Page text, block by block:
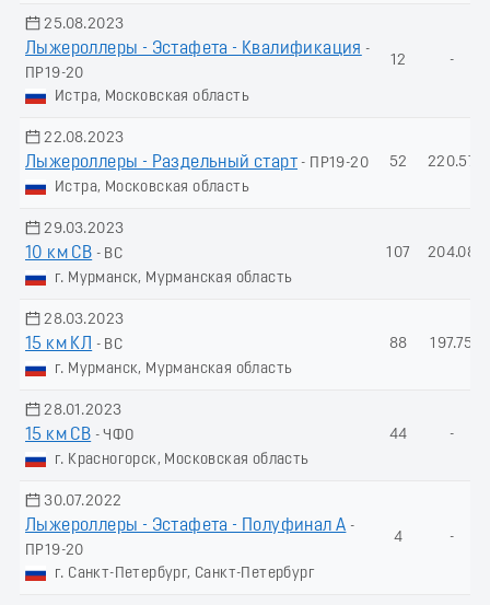
25.08.2023
Лыжероллеры - Эстафета - Квалификация -
ПР19-20
Истра, Московская область
12 -
22.08.2023
Лыжероллеры - Раздельный старт - ПР19-20
Истра, Московская область
52 220.57
29.03.2023
10 км СВ - ВС
г. Мурманск, Мурманская область
107 204.08
28.03.2023
15 км КЛ
- ВС
г. Мурманск, Мурманская область
88 197.75
28.01.2023
15 км СВ - ЧФО
г. Красногорск, Московская область
44 -
30.07.2022
Лыжероллеры - Эстафета - Полуфинал А -
ПР19-20
г. Санкт-Петербург, Санкт-Петербург
4 -